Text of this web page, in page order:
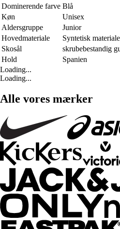
Dominerende farve Blå
Køn
Unisex
Aldersgruppe
Junior
Hovedmateriale
Syntetisk
Skosål
skrubebestandig
Hold
Spanien
Loading...
Loading...
Alle vores mærker